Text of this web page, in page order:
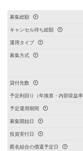
募集総額
キャンセル待ち総額
運用タイプ
募集方式
貸付先数
予定利回り（年換算・内部収益率
予定運用期間
募集開始日
投資実行日
匿名組合の償還予定日